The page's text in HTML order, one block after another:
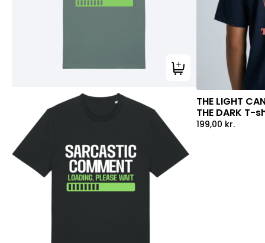
Tilføj til kurv
THE LIGHT
THE DARK T-
199,00 kr.